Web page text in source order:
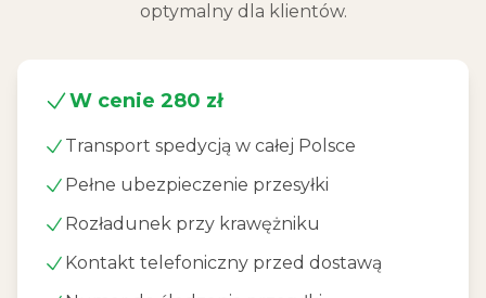
optymalny dla klientów.
W cenie 280 zł
Transport spedycją w całej Polsce
Pełne ubezpieczenie przesyłki
Rozładunek przy krawężniku
Kontakt telefoniczny przed dostawą